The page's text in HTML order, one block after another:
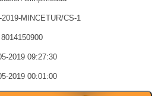
MINCETUR/CS-1
8014150900
2019 09:27:30
2019 00:01:00